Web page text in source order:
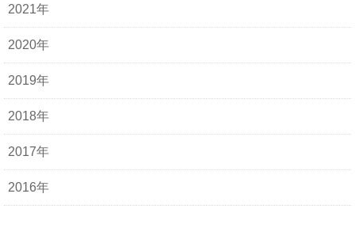
2021年
2020年
2019年
2018年
2017年
2016年